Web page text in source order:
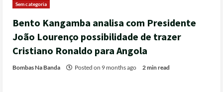
Sem categoria
Bento Kangamba analisa com Presidente
João Lourenço possibilidade de trazer
Cristiano Ronaldo para Angola
Bombas Na Banda Posted on 9 months ago 2 min read